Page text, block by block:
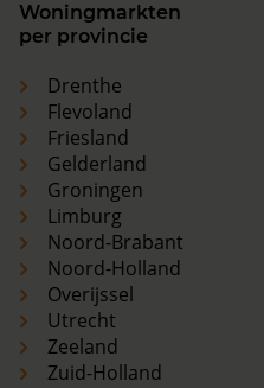
Woningmarkten
per provincie
Drenthe
Flevoland
Friesland
Gelderland
Groningen
Limburg
Noord-Brabant
Noord-Holland
Overijssel
Utrecht
Zeeland
Zuid-Holland